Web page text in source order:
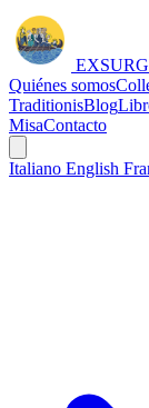
Quiénes somos
TraditionisBlog
MisaContacto
Italiano English